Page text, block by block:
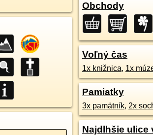
Obchody
Voľný čas
1x knižnica, 1x
Pamiatky
3x pamätník, 2x
Najdlhšie ulice